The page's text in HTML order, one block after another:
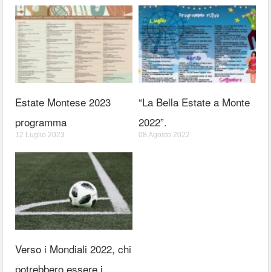
Estate Montese 2023
programma
12 Luglio 2023
“La Bella Estate a Monte
2022”.
08 Agosto 2022
Verso i Mondiali 2022, chi
potrebbero essere i